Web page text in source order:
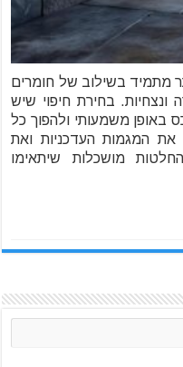
יותר מתמיד בשילוב של חומרים
בחירת חיפוי שיש
באופן משמעותי ולהפוך כל
את המגמות העדכניות ואת
מושכלות שיתאימו